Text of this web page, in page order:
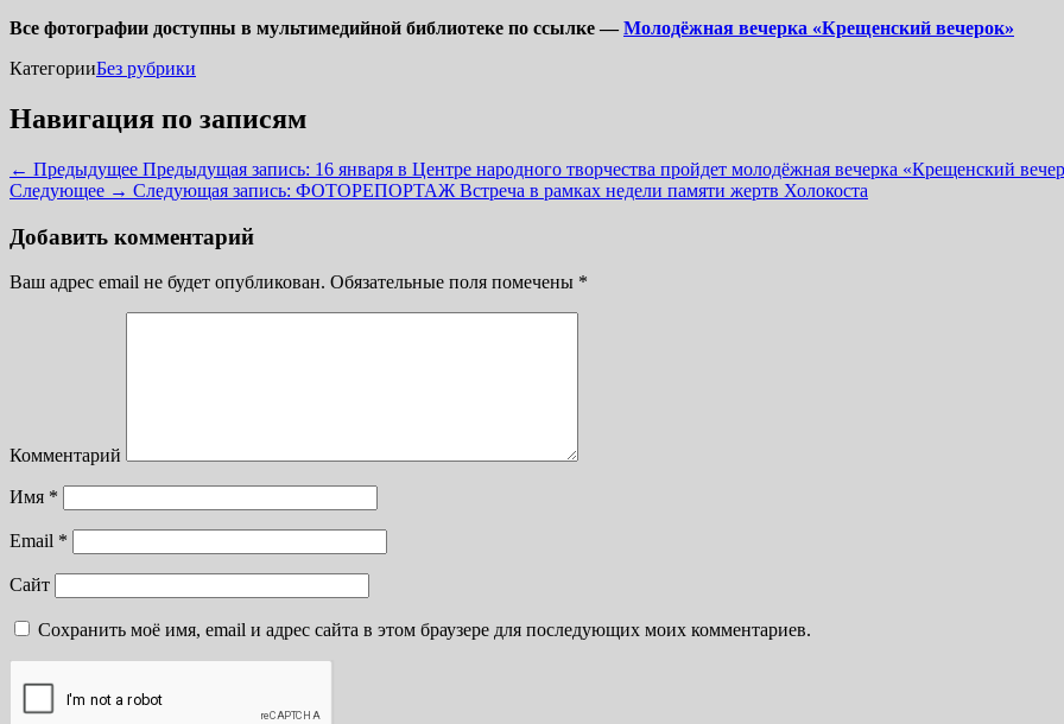
Все фотографии доступны в мультимедийной библиотеке по ссылке —Молодёжная вечерка «Крещенский вечерок»
КатегорииБез рубрики
Навигация по записям
← Предыдущее Предыдущая запись: 16 января в Центре народного творчества пройдет молодёжная вечерка «Крещенский
Следующее → Следующая запись: ФОТОРЕПОРТАЖ Встреча в рамках недели памяти жертв Холокоста
Добавить комментарий
Ваш адрес email не будет опубликован. Обязательные поля помечены *
Комментарий
Имя *
Email *
Сайт
Сохранить моё имя, email и адрес сайта в этом браузере для последующих моих комментариев.